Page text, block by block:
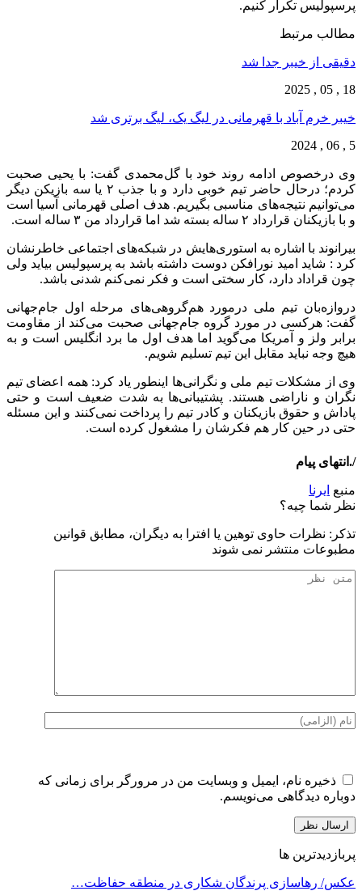
پرسپولیس تکرار کنیم.
مطالب مرتبط
دقیقی از خیبر جدا شد
18 , 05 , 2025
خیبر خرم آباد با قهرمانی در لیگ یک، لیگ برتری شد
5 , 06 , 2024
وی درخصوص ادامه روند خود با گل‌محمدی گفت: با یحیی صحبت
کردم؛ درحال حاضر تیم خوبی دارد و با جذب ۲ یا سه بازیکن دیگر
می‌توانیم نتیجه‌های مناسبی بگیریم. هدف اصلی قهرمانی آسیا است
و با بازیکنان قرارداد ۲ ساله بسته شد اما قرارداد من ۳ ساله است.
بیرانوند با اشاره به استوری‌هایش در شبکه‌های اجتماعی خاطرنشان
کرد : شاید امید نورافکن دوست داشته باشد به پرسپولیس بیاید ولی
چون قراداد دارد، کار سختی است و فکر نمی‌کنم شدنی باشد.
دروازه‌بان تیم ملی درمورد هم‌گروهی‌های مرحله اول جام‌جهانی
گفت: هرکسی در مورد گروه جام‌جهانی صحبت می‌کند از مقاومت
برابر ولز و آمریکا می‌گوید اما هدف اول ما برد انگلیس است و به
هیچ وجه نباید مقابل این تیم تسلیم شویم.
وی از مشکلات تیم ملی و نگرانی‌ها اینطور یاد کرد: همه اعضای تیم
نگران و ناراضی هستند. پشتیبانی‌ها به شدت ضعیف است و حتی
پاداش و حقوق بازیکنان و کادر تیم را پرداخت نمی‌کنند و این مسئله
حتی در حین کار هم فکرشان را مشغول کرده است.
/.انتهای پیام
منبع ایرنا
نظر شما چیه؟
تذكر: نظرات حاوی توهين يا افترا به ديگران، مطابق قوانين
مطبوعات منتشر نمی شوند
ذخیره نام، ایمیل و وبسایت من در مرورگر برای زمانی که
دوباره دیدگاهی می‌نویسم.
پربازدیدترین ها
عکس/ رهاسازی پرندگان شکاری در منطقه حفاظت…